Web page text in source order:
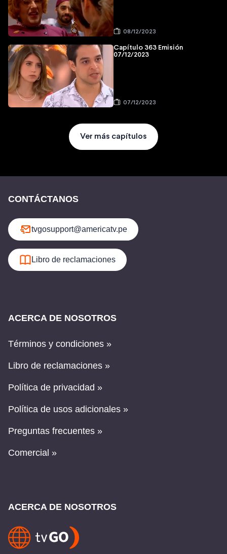
08/12/2023
Capítulo 363 Emisión
07/12/2023
07/12/2023
Ver más capítulos
CONTÁCTANOS
tvgosupport@americatv.pe
Libro de reclamaciones
ACERCA DE NOSOTROS
Términos y condiciones »
Libro de reclamaciones »
Política de privacidad »
Política de usos adicionales »
Preguntas frecuentes »
Comercial »
ACERCA DE NOSOTROS